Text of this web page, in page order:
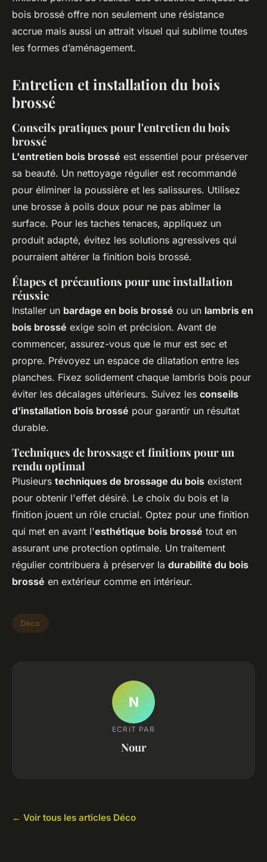
bois brossé offre non seulement une résistance
accrue mais aussi un attrait visuel qui sublime toutes
les formes d’aménagement.
Entretien et installation du bois
brossé
Conseils pratiques pour l'entretien du bois
brossé
L'entretien bois brossé est essentiel pour préserver
sa beauté. Un nettoyage régulier est recommandé
pour éliminer la poussière et les salissures. Utilisez
une brosse à poils doux pour ne pas abîmer la
surface. Pour les taches tenaces, appliquez un
produit adapté, évitez les solutions agressives qui
pourraient altérer la finition bois brossé.
Étapes et précautions pour une installation
réussie
Installer un bardage en bois brossé ou un lambris en
bois brossé exige soin et précision. Avant de
commencer, assurez-vous que le mur est sec et
propre. Prévoyez un espace de dilatation entre les
planches. Fixez solidement chaque lambris bois pour
éviter les décalages ultérieurs. Suivez les conseils
d'installation bois brossé pour garantir un résultat
durable.
Techniques de brossage et finitions pour un
rendu optimal
Plusieurs techniques de brossage du bois existent
pour obtenir l'effet désiré. Le choix du bois et la
finition jouent un rôle crucial. Optez pour une finition
qui met en avant l'esthétique bois brossé tout en
assurant une protection optimale. Un traitement
régulier contribuera à préserver la durabilité du bois
brossé en extérieur comme en intérieur.
Déco
N
ECRIT PAR
Nour
← Voir tous les articles Déco